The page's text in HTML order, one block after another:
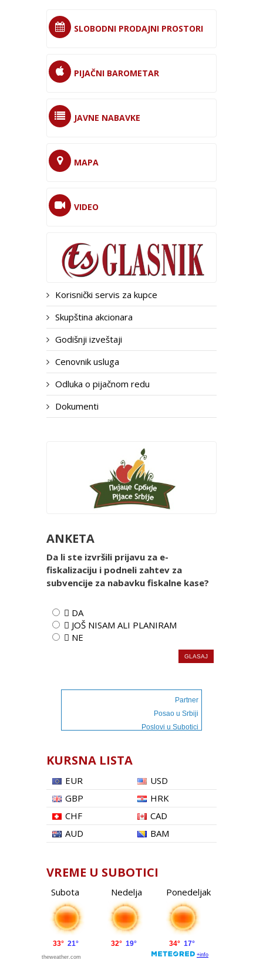
SLOBODNI PRODAJNI PROSTORI
PIJAČNI BAROMETAR
JAVNE NABAVKE
MAPA
VIDEO
Korisnički servis za kupce
Skupština akcionara
Godišnji izveštaji
Cenovnik usluga
Odluka o pijačnom redu
Dokumenti
ANKETA
Da li ste izvršili prijavu za e-
fiskalizaciju i podneli zahtev za
subvencije za nabavku fiskalne kase?
 DA
 JOŠ NISAM ALI PLANIRAM
 NE
Partner
Posao u Srbiji
Poslovi u Subotici
KURSNA LISTA
EUR
USD
GBP
HRK
CHF
CAD
AUD
BAM
VREME U SUBOTICI
Subota Nedelja Ponedeljak